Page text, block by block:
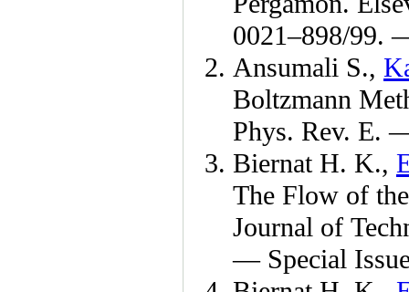
0021–898/99.
Ansumali S.,
Boltzmann
Phys. Rev. E.
Biernat H. K.,
The Flow of
Journal of
— Special